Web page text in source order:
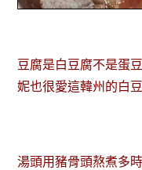
豆腐是白豆腐不是蛋
妮也很愛這韓州的白
湯頭用豬骨頭熬煮多